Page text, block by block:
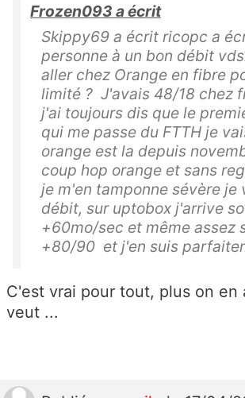
Frozen093 a écrit
Skippy69 a écrit ricopc a
personne à un bon débit
aller chez Orange en fibre
limité ? J'avais 48/18 chez
j'ai toujours dis que le
qui me passe du FTTH je
orange est la depuis
coup hop orange et sans
je m'en tamponne sévère je
débit, sur uptobox j'arrive
+60mo/sec et même assez
+80/90 et j'en suis
C'est vrai pour tout, plus on en
veut ...